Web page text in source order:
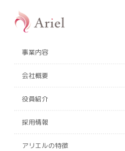
事業内容
会社概要
役員紹介
採用情報
アリエルの特徴